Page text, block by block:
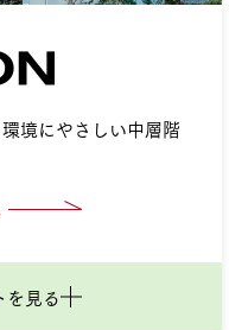
境にやさしい中層階